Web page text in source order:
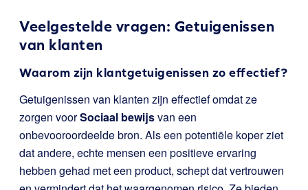
Veelgestelde vragen: Getuigenissen
van klanten
Waarom zijn klantgetuigenissen zo effectief?
Getuigenissen van klanten zijn effectief omdat ze
zorgen voorSociaal bewijsvan een
onbevooroordeelde bron. Als een potentiële koper ziet
dat andere, echte mensen een positieve ervaring
hebben gehad met een product, schept dat vertrouwen